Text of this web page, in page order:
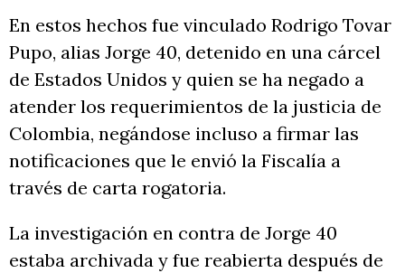
En estos hechos fue vinculado Rodrigo Tovar
Pupo, alias Jorge 40, detenido en una cárcel
de Estados Unidos y quien se ha negado a
atender los requerimientos de la justicia de
Colombia, negándose incluso a firmar las
notificaciones que le envió la Fiscalía a
través de carta rogatoria.
La investigación en contra de Jorge 40
estaba archivada y fue reabierta después de